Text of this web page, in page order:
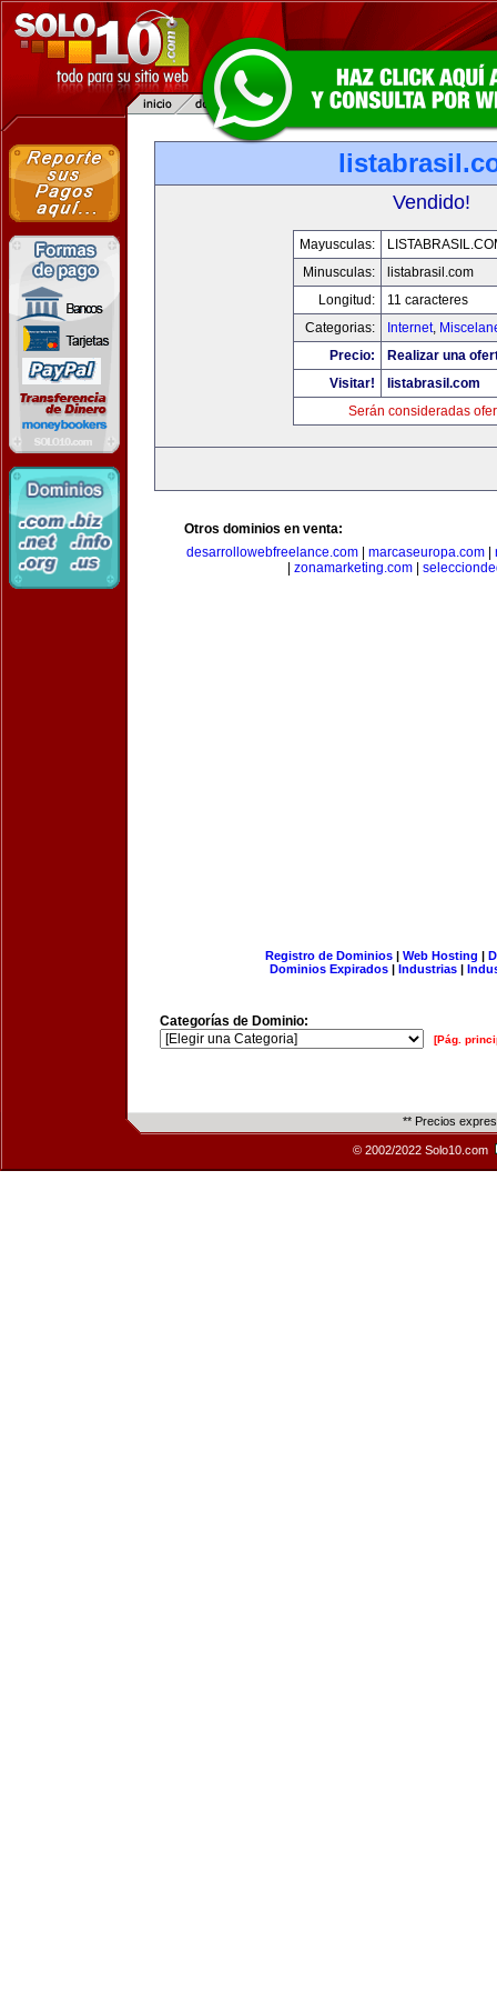
Vendido!
Mayusculas:
Minusculas:
listabrasil.com
Longitud:
11 caracteres
Categorias:
Internet,
Precio:
Realizar una
Visitar!
listabrasil.com
Serán consideradas
Otros dominios en venta:
desarrollowebfreelance.com| marcaseuropa.com|
zonamarketing.com
Registro de Dominios| Web Hosting |
Dominios Expirados | Industrias |
Categorías de Dominio:
[Pág.
** Precios
© 2002/2022 Solo10.com